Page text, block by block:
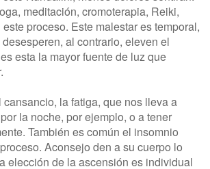
meditación, cromoterapia, Reiki,
proceso. Este malestar es temporal,
al contrario, eleven el
esta la mayor fuente de luz que
cansancio, la fatiga, que nos lleva a
la noche, por ejemplo, o a tener
También es común el insomnio
Aconsejo den a su cuerpo lo
elección de la ascensión es individual